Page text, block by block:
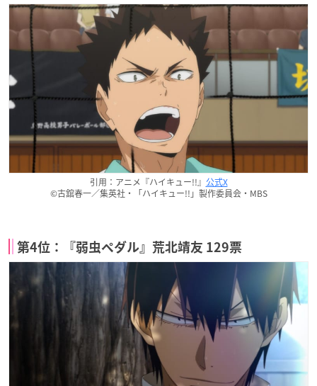
引用：アニメ『ハイキュー!!』 公式X
©古舘春一／集英社・「ハイキュー!!」製作委員会・MBS
第4位：『弱虫ペダル』荒北靖友 129票